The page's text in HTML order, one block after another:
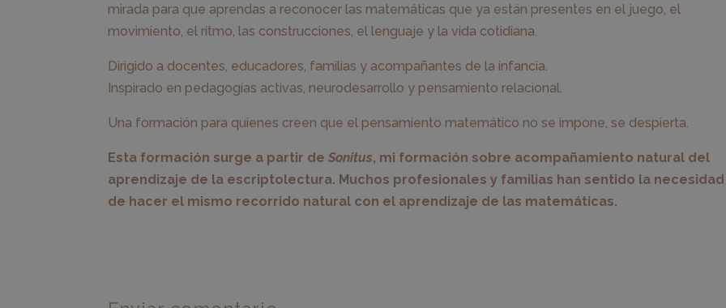
mirada para que aprendas a reconocer las matemáticas que ya están presentes en el juego, el
movimiento, el ritmo, las construcciones, el lenguaje y la vida cotidiana.
Dirigido a docentes, educadores, familias y acompañantes de la infancia.
Inspirado en pedagogías activas, neurodesarrollo y pensamiento relacional.
Una formación para quienes creen que el pensamiento matemático no se impone, se despierta.
Esta formación surge a partir de Sonitus, mi formación sobre acompañamiento natural del
aprendizaje de la escriptolectura. Muchos profesionales y familias han sentido la necesidad
de hacer el mismo recorrido natural con el aprendizaje de las matemáticas.